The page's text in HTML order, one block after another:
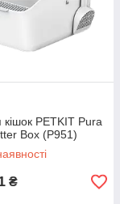
кішок PETKIT Pura
Box (P951)
₴